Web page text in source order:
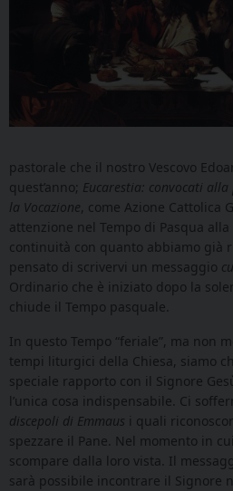
pastorale che il nostro Vescovo
quest’anno; Eucarestia: convocati alla
la Vocazione, come Azione Cattolica
attenzione nel Tempo di Pasqua alla
continuità con quanto abbiamo già
pensato di scrivervi un messaggio
Ordinario che è iniziato dopo la
chiude il Tempo pasquale.
In questo Tempo “feriale”, ma non
tempi liturgici della Chiesa, siamo
speciale rapporto con il Signore
l’unica cosa indispensabile. Ci
discepoli di Emmaus i quali
spezzare il Pane. Nel momento in
scompare dalla loro vista. Il
sarà possibile incontrare il Signore